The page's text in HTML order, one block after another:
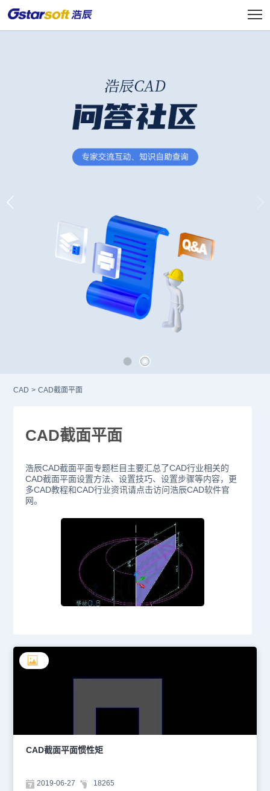
CAD > CAD截面平面
CAD截面平面
浩辰CAD截面平面专题栏目主要汇总了CAD行业相关的
CAD截面平面设置方法、设置技巧、设置步骤等内容，更
多CAD教程和CAD行业资讯请点击访问浩辰CAD软件官
网。
CAD截面平面惯性矩
2019-06-27 18265